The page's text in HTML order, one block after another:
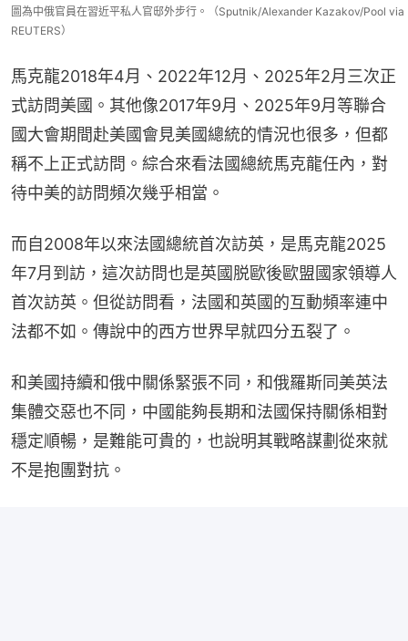
圖為中俄官員在習近平私人官邸外步行。（Sputnik/Alexander Kazakov/Pool via
REUTERS）
馬克龍2018年4月、2022年12月、2025年2月三次正
式訪問美國。其他像2017年9月、2025年9月等聯合
國大會期間赴美國會見美國總統的情況也很多，但都
稱不上正式訪問。綜合來看法國總統馬克龍任內，對
待中美的訪問頻次幾乎相當。
而自2008年以來法國總統首次訪英，是馬克龍2025
年7月到訪，這次訪問也是英國脱歐後歐盟國家領導人
首次訪英。但從訪問看，法國和英國的互動頻率連中
法都不如。傳說中的西方世界早就四分五裂了。
和美國持續和俄中關係緊張不同，和俄羅斯同美英法
集體交惡也不同，中國能夠長期和法國保持關係相對
穩定順暢，是難能可貴的，也說明其戰略謀劃從來就
不是抱團對抗。